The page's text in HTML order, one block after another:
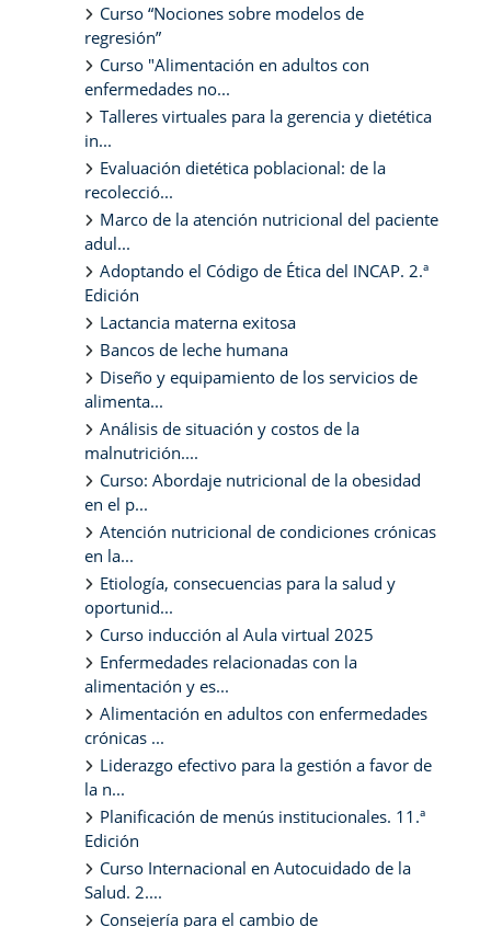
Curso “Nociones sobre modelos de
regresión”
Curso "Alimentación en adultos con
enfermedades no...
Talleres virtuales para la gerencia y dietética
in...
Evaluación dietética poblacional: de la
recolecció...
Marco de la atención nutricional del paciente
adul...
Adoptando el Código de Ética del INCAP. 2.ª
Edición
Lactancia materna exitosa
Bancos de leche humana
Diseño y equipamiento de los servicios de
alimenta...
Análisis de situación y costos de la
malnutrición....
Curso: Abordaje nutricional de la obesidad
en el p...
Atención nutricional de condiciones crónicas
en la...
Etiología, consecuencias para la salud y
oportunid...
Curso inducción al Aula virtual 2025
Enfermedades relacionadas con la
alimentación y es...
Alimentación en adultos con enfermedades
crónicas ...
Liderazgo efectivo para la gestión a favor de
la n...
Planificación de menús institucionales. 11.ª
Edición
Curso Internacional en Autocuidado de la
Salud. 2....
Consejería para el cambio de